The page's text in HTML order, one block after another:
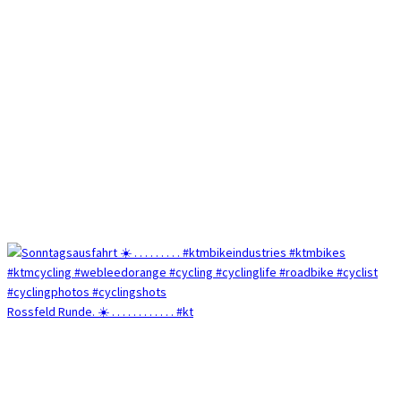
Rossfeld Runde. ☀️ . . . . . . . . . . . . #kt